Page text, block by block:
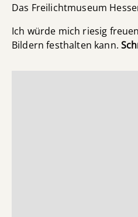
Das Freilichtmuseum
Ich würde mich riesig
Bildern festhalten kann.